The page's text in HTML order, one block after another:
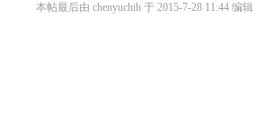
本帖最后由 chenyuchih 于 2015-7-28 11:44 编辑